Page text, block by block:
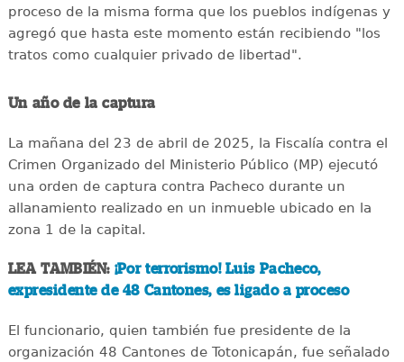
proceso de la misma forma que los pueblos indígenas y
agregó que hasta este momento están recibiendo "los
tratos como cualquier privado de libertad".
Un año de la captura
La mañana del 23 de abril de 2025, la Fiscalía contra el
Crimen Organizado del Ministerio Público (MP) ejecutó
una orden de captura contra Pacheco durante un
allanamiento realizado en un inmueble ubicado en la
zona 1 de la capital.
LEA TAMBIÉN:¡Por terrorismo! Luis Pacheco,
expresidente de 48 Cantones, es ligado a proceso
El funcionario, quien también fue presidente de la
organización 48 Cantones de Totonicapán, fue señalado